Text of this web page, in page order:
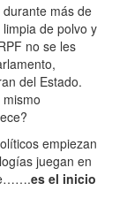
más de
de polvo y
no se les
del Estado.
empiezan
juegan en
es el inicio